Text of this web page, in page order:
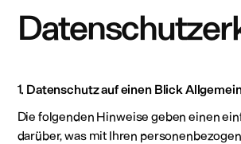
1. Datenschutz auf einen Blick
Die folgenden Hinweise geben einen
darüber, was mit Ihren